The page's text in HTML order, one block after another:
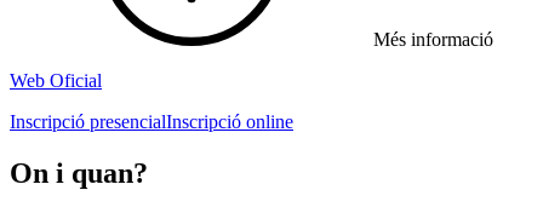
Més informació
Web Oficial
Inscripció presencialInscripció online
On i quan?